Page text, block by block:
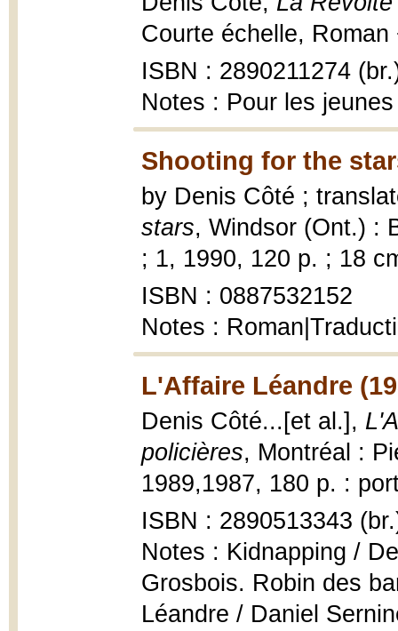
Courte échelle,
ISBN : 2890211274
Notes : Pour les
Shooting for the
by Denis Côté ;
stars, Windsor (Ont.) :
; 1, 1990, 120 p. ; 18
ISBN : 0887532152
Notes :
L'Affaire Léandre
Denis Côté...[et al.],
policières, Montréal :
1989,1987, 180 p. :
ISBN : 2890513343
Notes : Kidnapping /
Grosbois. Robin des
Léandre / Daniel